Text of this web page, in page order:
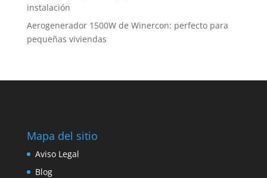
instalación
Aerogenerador 1500W de Winercon: perfecto para
pequeñas viviendas
Mapa del sitio
Aviso Legal
Blog